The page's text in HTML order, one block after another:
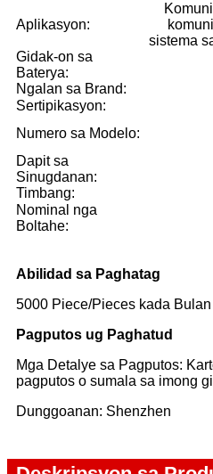
Aplikasyon:
sistema
Gidak-on sa
Baterya:
Ngalan sa Brand:
Sertipikasyon:
Numero sa Modelo:
Dapit sa
Sinugdanan:
Timbang:
Nominal nga
Boltahe:
Abilidad sa Paghatag
5000 Piece/Pieces kada
Pagputos ug Paghatud
Mga Detalye sa Pagputos:
pagputos o sumala sa imong
Dunggoanan: Shenzhen